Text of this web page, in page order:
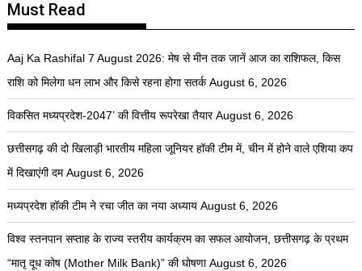
Must Read
Aaj Ka Rashifal 7 August 2026: मेष से मीन तक जानें आज का राशिफल, किस
राशि को मिलेगा धन लाभ और किसे रहना होगा सतर्क August 6, 2026
विकसित मध्यप्रदेश-2047’ की वित्तीय रूपरेखा तैयार August 6, 2026
छत्तीसगढ़ की दो खिलाड़ी भारतीय महिला जूनियर हॉकी टीम में, चीन में होने वाले एशिया कप
में दिखाएंगी दम August 6, 2026
मध्यप्रदेश हॉकी टीम ने रचा जीत का नया अध्याय August 6, 2026
विश्व स्तनपान सप्ताह के राज्य स्तरीय कार्यक्रम का सफल आयोजन, छत्तीसगढ़ के प्रथम
“मातृ दूध कोष (Mother Milk Bank)” की घोषणा August 6, 2026